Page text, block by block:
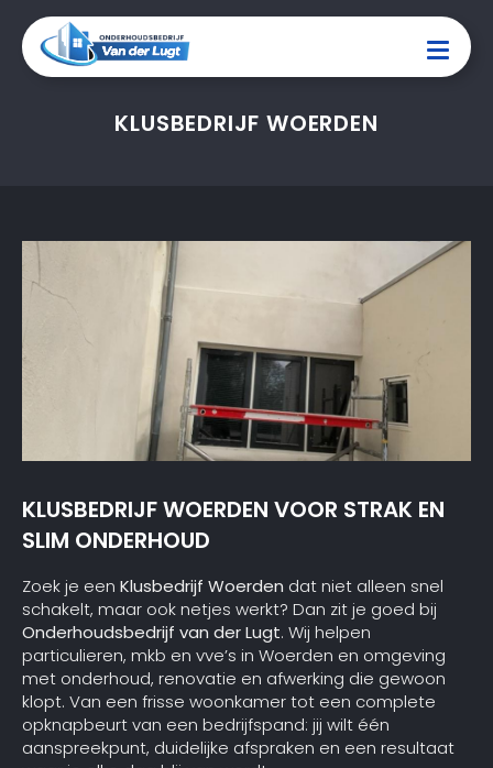
KLUSBEDRIJF WOERDEN
KLUSBEDRIJF WOERDEN VOOR STRAK EN
SLIM ONDERHOUD
Zoek je een Klusbedrijf Woerden dat niet alleen snel
schakelt, maar ook netjes werkt? Dan zit je goed bij
Onderhoudsbedrijf van der Lugt. Wij helpen
particulieren, mkb en vve’s in Woerden en omgeving
met onderhoud, renovatie en afwerking die gewoon
klopt. Van een frisse woonkamer tot een complete
opknapbeurt van een bedrijfspand: jij wilt één
aanspreekpunt, duidelijke afspraken en een resultaat